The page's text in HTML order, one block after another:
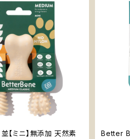
ミニ】無添加 天然素
Better